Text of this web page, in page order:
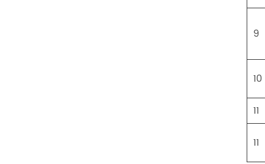
9
10
11
11